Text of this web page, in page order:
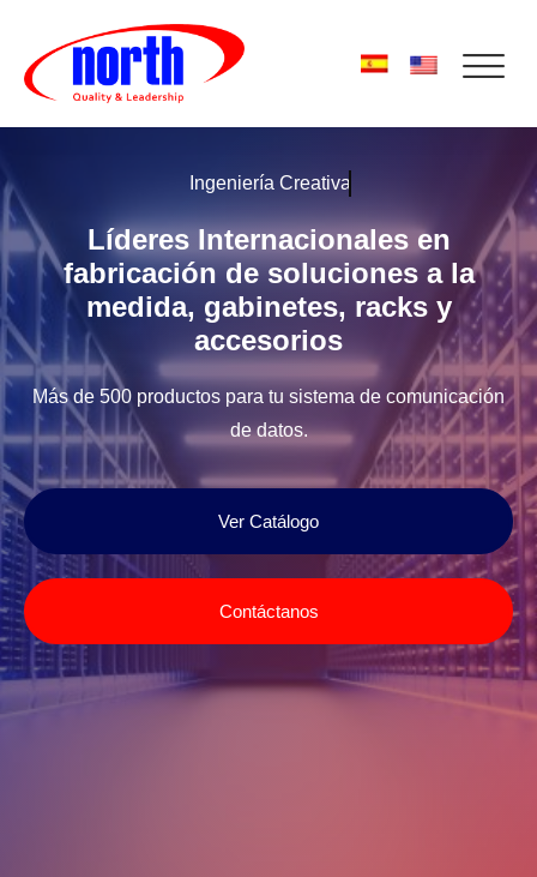
Ingeniería Creativa
Líderes Internacionales en
fabricación de soluciones a la
medida, gabinetes, racks y
accesorios
Más de 500 productos para tu sistema de comunicación
de datos.
Ver Catálogo
Contáctanos